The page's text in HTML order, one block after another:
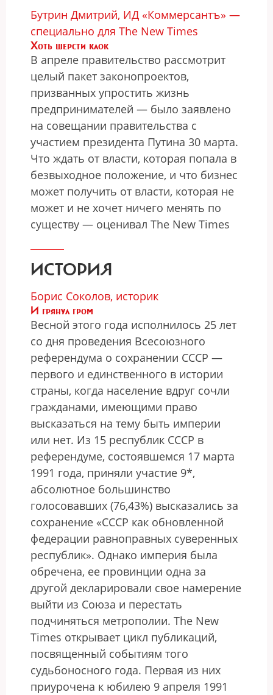
Бутрин Дмитрий, ИД «Коммерсантъ» —
специально для The New Times
Хоть шерсти клок
В апреле правительство рассмотрит
целый пакет законопроектов,
призванных упростить жизнь
предпринимателей — было заявлено
на совещании правительства с
участием президента Путина 30 марта.
Что ждать от власти, которая попала в
безвыходное положение, и что бизнес
может получить от власти, которая не
может и не хочет ничего менять по
существу — оценивал The New Times
ИСТОРИЯ
Борис Соколов, историк
И грянул гром
Весной этого года исполнилось 25 лет
со дня проведения Всесоюзного
референдума о сохранении СССР —
первого и единственного в истории
страны, когда население вдруг сочли
гражданами, имеющими право
высказаться на тему быть империи
или нет. Из 15 республик СССР в
референдуме, состоявшемся 17 марта
1991 года, приняли участие 9*,
абсолютное большинство
голосовавших (76,43%) высказались за
сохранение «СССР как обновленной
федерации равноправных суверенных
республик». Однако империя была
обречена, ее провинции одна за
другой декларировали свое намерение
выйти из Союза и перестать
подчиняться метрополии. The New
Times открывает цикл публикаций,
посвященный событиям того
судьбоносного года. Первая из них
приурочена к юбилею 9 апреля 1991